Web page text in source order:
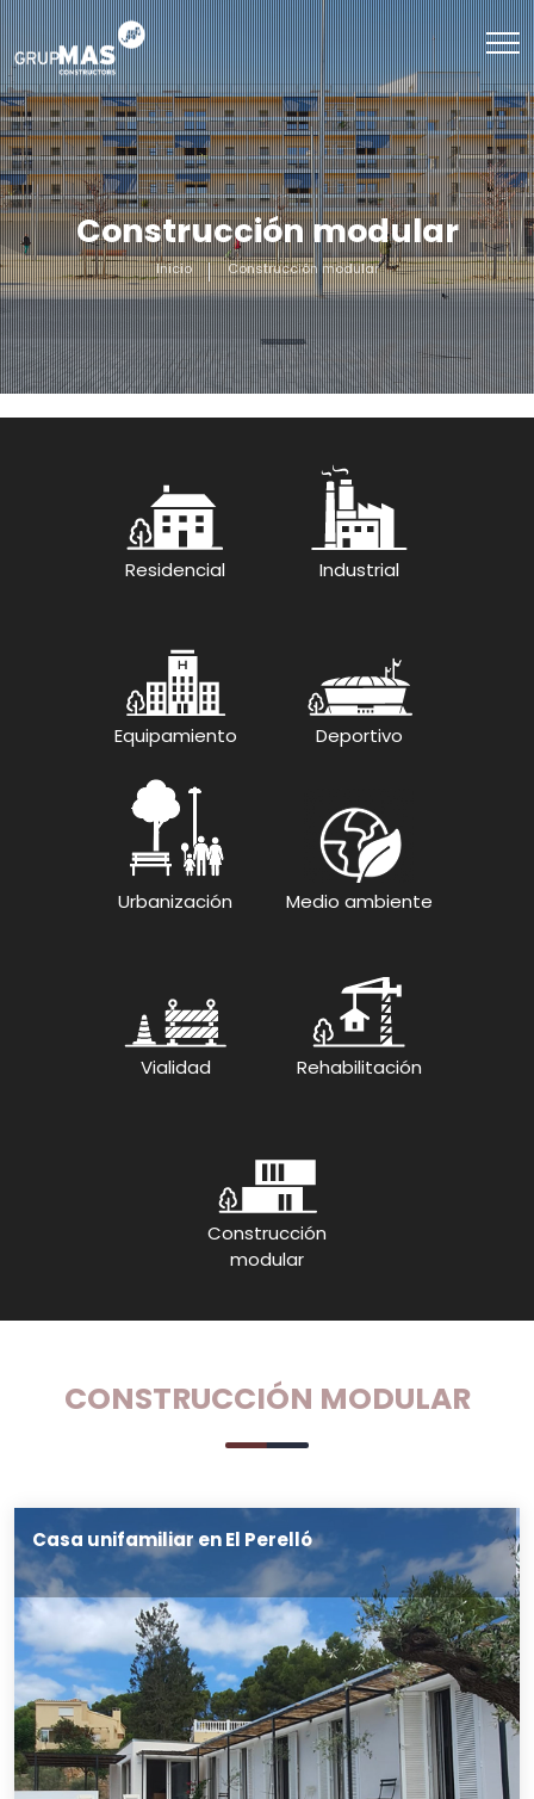
Construcción modular
Inicio Construcción modular
Residencial Industrial
Equipamiento Deportivo
Urbanización Medio ambiente
Vialidad Rehabilitación
Construcción
modular
CONSTRUCCIÓN MODULAR
Casa unifamiliar en El Perelló